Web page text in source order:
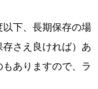
下、長期保存の場
さえ良ければ）あ
ありますので、ラ